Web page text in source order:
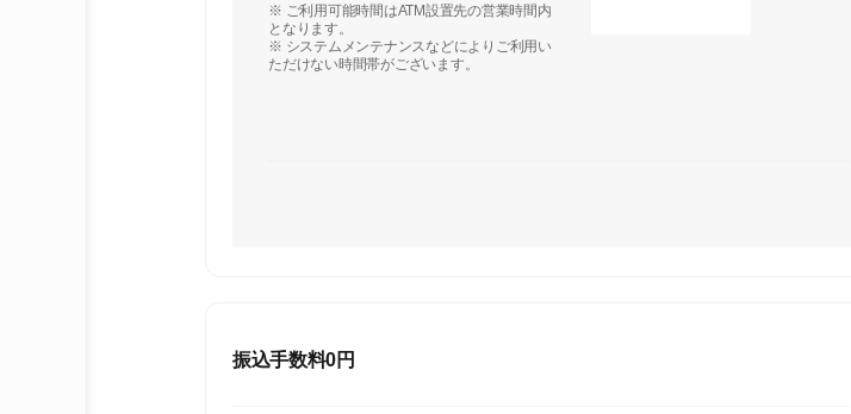
※ ご利用可能時間はATM設置先の営業時間内
となります。
※ システムメンテナンスなどによりご利用い
ただけない時間帯がございます。
振込手数料0円